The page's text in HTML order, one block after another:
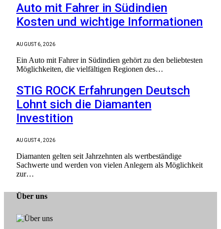
Auto mit Fahrer in Südindien
Kosten und wichtige Informationen
AUGUST 6, 2026
Ein Auto mit Fahrer in Südindien gehört zu den beliebtesten
Möglichkeiten, die vielfältigen Regionen des…
STIG ROCK Erfahrungen Deutsch
Lohnt sich die Diamanten
Investition
AUGUST 4, 2026
Diamanten gelten seit Jahrzehnten als wertbeständige
Sachwerte und werden von vielen Anlegern als Möglichkeit
zur…
Über uns